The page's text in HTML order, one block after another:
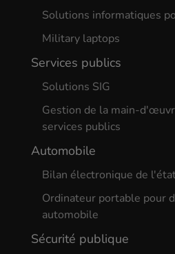
Solutions informatiques
Military laptops
Services publics
Solutions SIG
Gestion de la main-
services publics
Automobile
Bilan électronique de
Ordinateur portable pour
automobile
Sécurité publique